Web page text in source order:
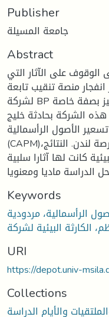
Publisher
جامعة المسيلة
Abstract
على الآثار التي
منصة تنقيب تابعة
لشركة BP في خليج المكسيك. وقد تم التركيز بصفة خاصة
الشركة بحادثة خليج
الأصول الرأسمالية
(CAPM)،في بورصة نيويورك وفي بورصة لندن. النتائج
كانت لها آثارا سلبية
Keywords
الرأسمالية، مردودية
URI
https://depot.univ-
Collections
والأيام الدراسة